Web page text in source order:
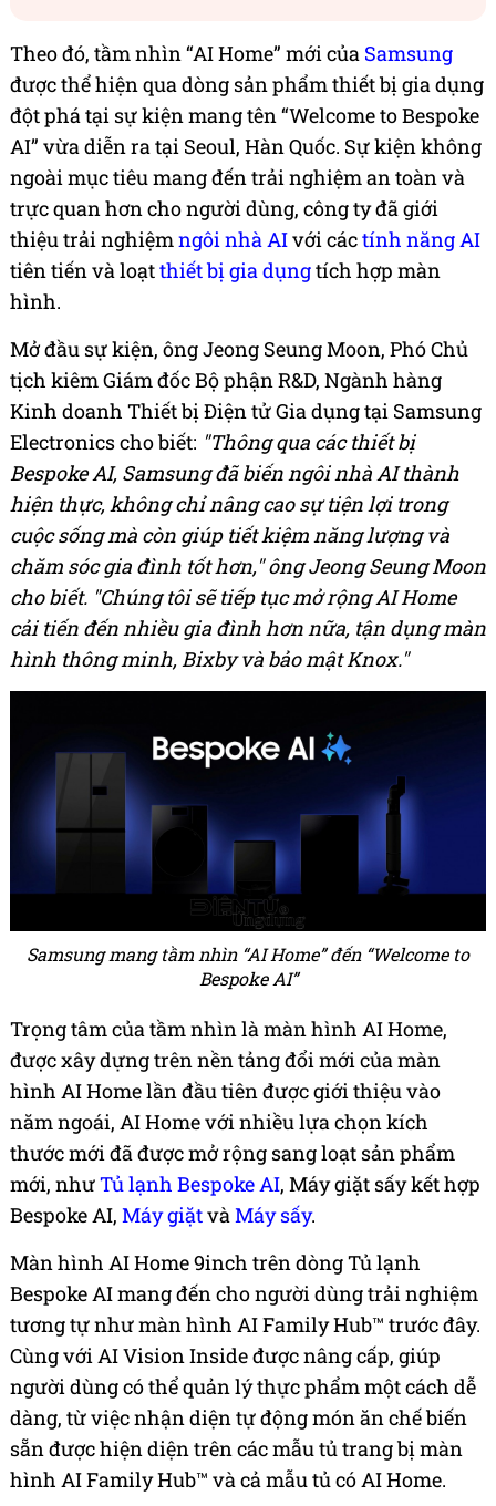
Theo đó, tầm nhìn “AI Home” mới của Samsung
được thể hiện qua dòng sản phẩm thiết bị gia dụng
đột phá tại sự kiện mang tên “Welcome to Bespoke
AI” vừa diễn ra tại Seoul, Hàn Quốc. Sự kiện không
ngoài mục tiêu mang đến trải nghiệm an toàn và
trực quan hơn cho người dùng, công ty đã giới
thiệu trải nghiệmngôi nhà AIvới cáctính năng AI
tiên tiến và loạtthiết bị gia dụngtích hợp màn
hình.
Mở đầu sự kiện, ông Jeong Seung Moon, Phó Chủ
tịch kiêm Giám đốc Bộ phận R&D, Ngành hàng
Kinh doanh Thiết bị Điện tử Gia dụng tại Samsung
Electronics cho biết: "Thông qua các thiết bị
Bespoke AI, Samsung đã biến ngôi nhà AI thành
hiện thực, không chỉ nâng cao sự tiện lợi trong
cuộc sống mà còn giúp tiết kiệm năng lượng và
chăm sóc gia đình tốt hơn," ông Jeong Seung Moon
cho biết. "Chúng tôi sẽ tiếp tục mở rộng AI Home
cải tiến đến nhiều gia đình hơn nữa, tận dụng màn
hình thông minh, Bixby và bảo mật Knox."
Samsung mang tầm nhìn “AI Home” đến “Welcome to
Bespoke AI”
Trọng tâm của tầm nhìn là màn hình AI Home,
được xây dựng trên nền tảng đổi mới của màn
hình AI Home lần đầu tiên được giới thiệu vào
năm ngoái, AI Home với nhiều lựa chọn kích
thước mới đã được mở rộng sang loạt sản phẩm
mới, nhưTủ lạnh Bespoke AI, Máy giặt sấy kết hợp
Bespoke AI, Máy giặtvàMáy sấy.
Màn hình AI Home 9inch trên dòng Tủ lạnh
Bespoke AI mang đến cho người dùng trải nghiệm
tương tự như màn hình AI Family Hub™ trước đây.
Cùng với AI Vision Inside được nâng cấp, giúp
người dùng có thể quản lý thực phẩm một cách dễ
dàng, từ việc nhận diện tự động món ăn chế biến
sẵn được hiện diện trên các mẫu tủ trang bị màn
hình AI Family Hub™ và cả mẫu tủ có AI Home.